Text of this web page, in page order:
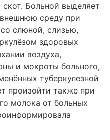
Больной выделяет
среду при
слюной, слизью,
здоровых
воздуха,
и мокроты больного,
туберкулезной
произойти также при
молока от больных